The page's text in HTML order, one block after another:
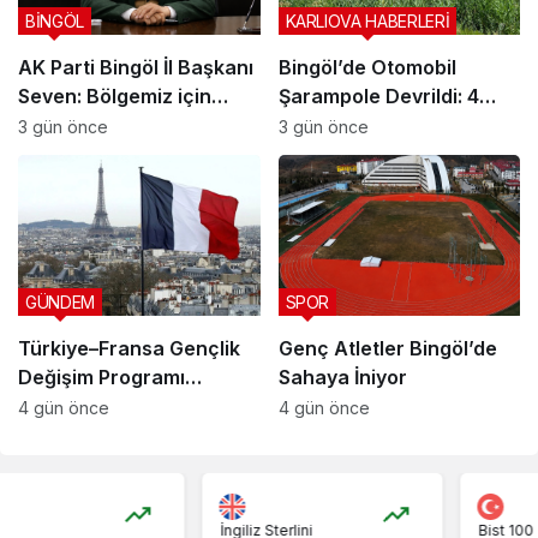
AK Parti Bingöl İl Başkanı
Seven: Bölgemiz için
tarihi fırsat pencereleri
3 gün önce
BİNGÖL
Bingöl’de Otomobil
Şarampole Devrildi: 4
Yaralı
3 gün önce
KARLIOVA HABERLERİ
Türkiye–Fransa Gençlik
Değişim Programı
Başvuruları Başladı
4 gün önce
GÜNDEM
Genç Atletler Bingöl’de
Sahaya İniyor
4 gün önce
SPOR
İngiliz Sterlini
Bist 100
Takip Et